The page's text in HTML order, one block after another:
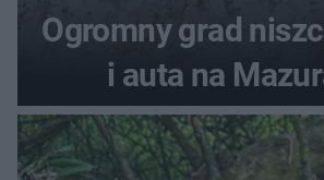
Ogromny grad
i auta na